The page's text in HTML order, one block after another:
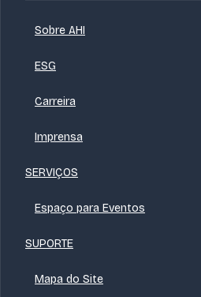
Sobre AHI
ESG
Carreira
Imprensa
SERVIÇOS
Espaço para Eventos
SUPORTE
Mapa do Site